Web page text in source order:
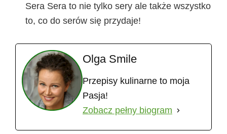
Sera Sera to nie tylko sery ale także wszystko
to, co do serów się przydaje!
Olga Smile
Przepisy kulinarne to moja
Pasja!
Zobacz pełny biogram